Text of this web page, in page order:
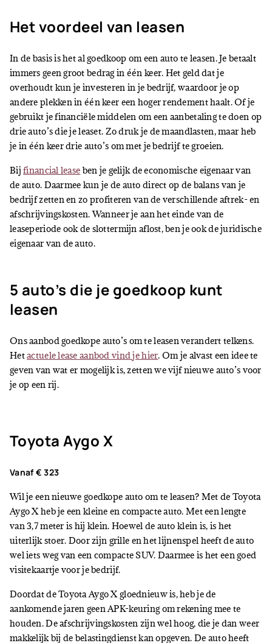
Het voordeel van leasen
In de basis is het al goedkoop om een auto te leasen. Je betaalt
immers geen groot bedrag in één keer. Het geld dat je
overhoudt kun je investeren in je bedrijf, waardoor je op
andere plekken in één keer een hoger rendement haalt. Of je
gebruikt je financiële middelen om een aanbetaling te doen op
drie auto’s die je leaset. Zo druk je de maandlasten, maar heb
je in één keer drie auto’s om met je bedrijf te groeien.
Bijfinancial lease ben je gelijk de economische eigenaar van
de auto. Daarmee kun je de auto direct op de balans van je
bedrijf zetten en zo profiteren van de verschillende aftrek- en
afschrijvingskosten. Wanneer je aan het einde van de
leaseperiode ook de slottermijn aflost, ben je ook de juridische
eigenaar van de auto.
5 auto’s die je goedkoop kunt
leasen
Ons aanbod goedkope auto’s om te leasen verandert telkens.
Hetactuele lease aanbod vind je hier. Om je alvast een idee te
geven van wat er mogelijk is, zetten we vijf nieuwe auto’s voor
je op een rij.
Toyota Aygo X
Vanaf € 323
Wil je een nieuwe goedkope auto om te leasen? Met de Toyota
Aygo X heb je een kleine en compacte auto. Met een lengte
van 3,7 meter is hij klein. Hoewel de auto klein is, is het
uiterlijk stoer. Door zijn grille en het lijnenspel heeft de auto
wel iets weg van een compacte SUV. Daarmee is het een goed
visitekaartje voor je bedrijf.
Doordat de Toyota Aygo X gloednieuw is, heb je de
aankomende jaren geen APK-keuring om rekening mee te
houden. De afschrijvingskosten zijn wel hoog, die je dan weer
makkelijk bij de belastingdienst kan opgeven. De auto heeft